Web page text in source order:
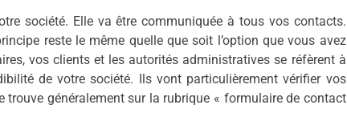
société. Elle va être communiquée à tous vos contacts.
reste le même quelle que soit l’option que vous avez
vos clients et les autorités administratives se réfèrent à
de votre société. Ils vont particulièrement vérifier vos
généralement sur la rubrique « formulaire de contact